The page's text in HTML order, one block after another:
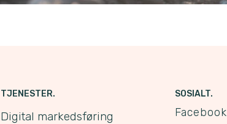
TJENESTER.
Digital markedsføring
SOSIALT.
Facebook